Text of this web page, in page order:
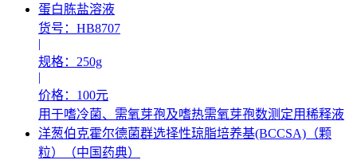
蛋白胨盐溶液
货号：HB8707
|
规格：250g
|
价格：100元
用于嗜冷菌、需氧芽孢及嗜热需氧芽孢数测定用稀释液
洋葱伯克霍尔德菌群选择性琼脂培养基(BCCSA)（颗
粒）（中国药典）